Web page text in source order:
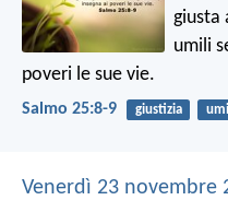
giusta
umili
poveri le sue vie.
Salmo 25:8-9 giustizia
Venerdì 23 novembre